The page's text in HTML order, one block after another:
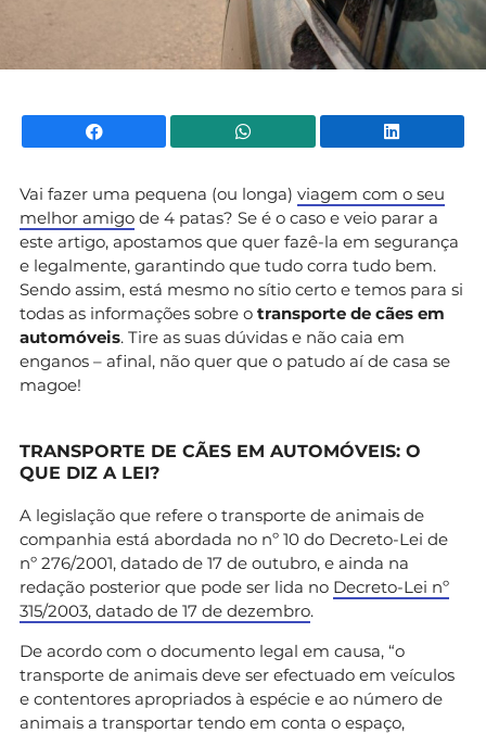
Facebook WhatsApp
Vai fazer uma pequena (ou longa) viagem com o seu
melhor amigo de 4 patas? Se é o caso e veio parar a
este artigo, apostamos que quer fazê-la em segurança
e legalmente, garantindo que tudo corra tudo bem.
Sendo assim, está mesmo no sítio certo e temos para si
todas as informações sobre o transporte de cães em
automóveis. Tire as suas dúvidas e não caia em
enganos – afinal, não quer que o patudo aí de casa se
magoe!
TRANSPORTE DE CÃES EM AUTOMÓVEIS: O
QUE DIZ A LEI?
A legislação que refere o transporte de animais de
companhia está abordada no nº 10 do Decreto-Lei de
nº 276/2001, datado de 17 de outubro, e ainda na
redação posterior que pode ser lida no Decreto-Lei nº
315/2003, datado de 17 de dezembro.
De acordo com o documento legal em causa, “o
transporte de animais deve ser efectuado em veículos
e contentores apropriados à espécie e ao número de
animais a transportar tendo em conta o espaço,